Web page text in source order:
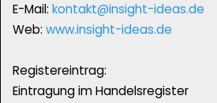
‬E-Mail: kontakt@insight-ideas.de
Web: www.insight-ideas.de
Registereintrag:
Eintragung im Handelsregister